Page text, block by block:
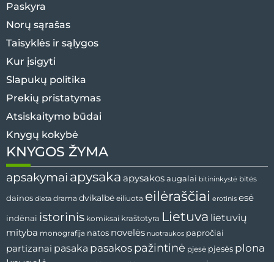
Paskyra
Norų sąrašas
Taisyklės ir sąlygos
Kur įsigyti
Slapukų politika
Prekių pristatymas
Atsiskaitymo būdai
Knygų kokybė
KNYGOS ŽYMA
apsakymai apysaka apysakos augalai bitininkystė bitės
dainos dieta drama dvikalbė eiliuota eilėraščiai erotinis esė
indėnai istorinis komiksai kraštotyra Lietuva lietuvių
mityba monografija natos novelės nuotraukos papročiai
partizanai pasaka pasakos pažintinė pjesė pjesės plona